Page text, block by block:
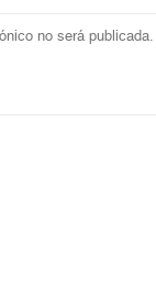
no será publicada.